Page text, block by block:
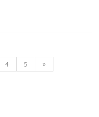
4 5 »